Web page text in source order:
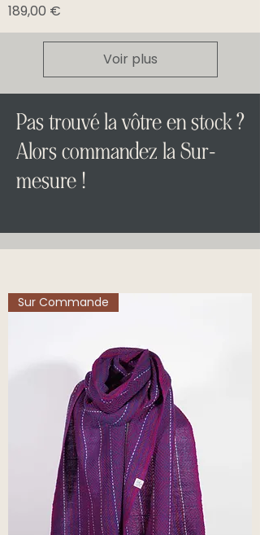
Prix
189,00 €
Voir plus
Pas trouvé la vôtre en stock ?
Alors commandez la Sur-
mesure !
Sur Commande